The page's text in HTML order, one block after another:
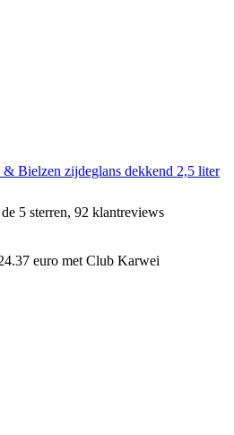
& Bielzen zijdeglans dekkend 2,5 liter
5 sterren, 92 klantreviews
euro met Club Karwei